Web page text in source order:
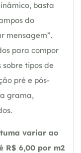
basta
do
mensagem”.
para compor
tipos de
pré e pós-
grama,
variar ao
R$ 6,00 por m2